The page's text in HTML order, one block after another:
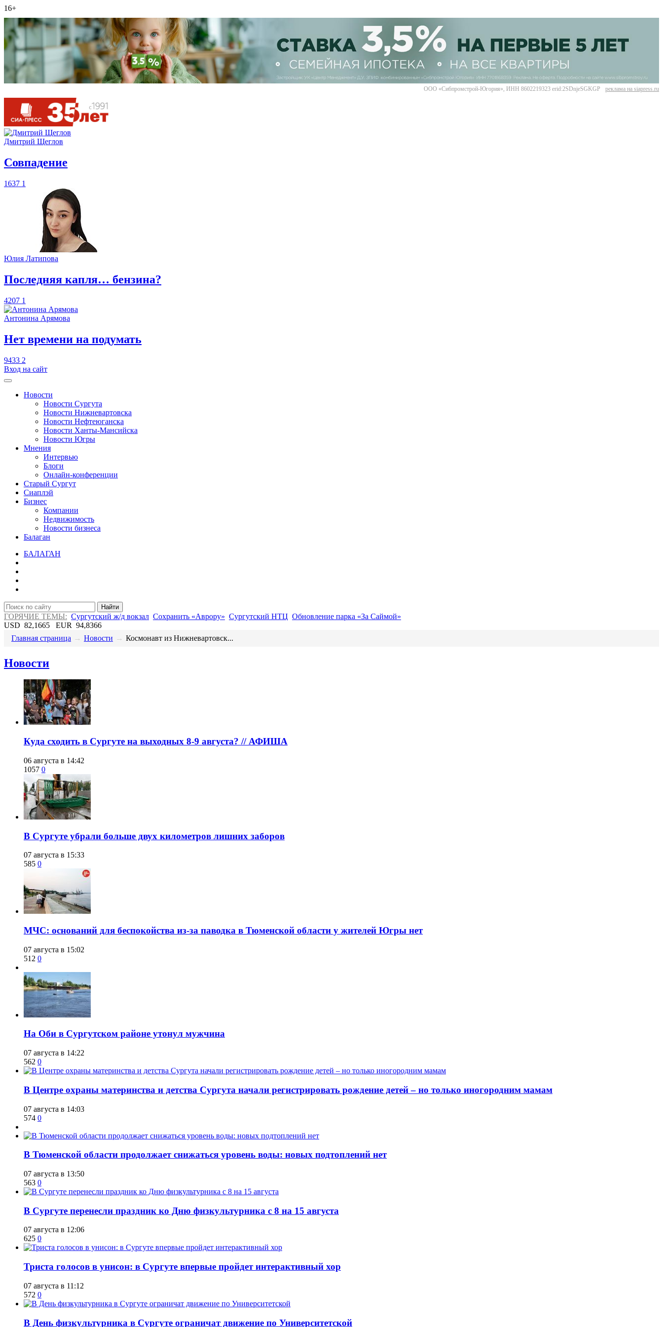
16+
ООО «Сибпромстрой-Югория», ИНН 8602219323 erid:2SDnjeSGKGP реклама на siapress.ru
Дмитрий Щеглов
​Совпадение
1637 1
Юлия Латипова
​Последняя капля… бензина?
4207 1
Антонина Арямова
​Нет времени на подумать
9433 2
Вход на сайт
Новости
Новости Сургута
Новости Нижневартовска
Новости Нефтеюганска
Новости Ханты-Мансийска
Новости Югры
Мнения
Интервью
Блоги
Онлайн-конференции
Старый Сургут
Сиаплэй
Бизнес
Компании
Недвижимость
Новости бизнеса
Балаган
БАЛАГАН
Найти
ГОРЯЧИЕ ТЕМЫ: Сургутский ж/д вокзал Сохранить «Аврору» Сургутский НТЦ Обновление парка «За Саймой»
USD 82,1665 EUR 94,8366
Главная страница → Новости → Космонавт из Нижневартовск...
Новости
​Куда сходить в Сургуте на выходных 8-9 августа? // АФИША
06 августа в 14:42
1057 0
​В Сургуте убрали больше двух километров лишних заборов
07 августа в 15:33
585 0
​МЧС: оснований для беспокойства из-за паводка в Тюменской области у жителей Югры нет
07 августа в 15:02
512 0
​На Оби в Сургутском районе утонул мужчина
07 августа в 14:22
562 0
​В Центре охраны материнства и детства Сургута начали регистрировать рождение детей – но только иногородним мамам
07 августа в 14:03
574 0
​В Тюменской области продолжает снижаться уровень воды: новых подтоплений нет
07 августа в 13:50
563 0
​В Сургуте перенесли праздник ко Дню физкультурника с 8 на 15 августа
07 августа в 12:06
625 0
​Триста голосов в унисон: в Сургуте впервые пройдет интерактивный хор
07 августа в 11:12
572 0
​В День физкультурника в Сургуте ограничат движение по Университетской